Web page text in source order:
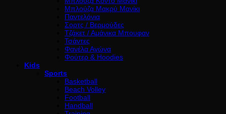
Μπλούζα Μακρύ Μανίκι
Παντελόνια
Σορτς / Βερμούδες
Τζάκετ / Αμάνικα Μπουφαν
Τσάντες
Φανέλα Αγώνα
Φούτερ & Hoodies
Kids
Sports
Basketball
Beach Volley
Football
Handball